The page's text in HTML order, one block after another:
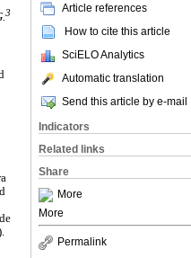
Article references
How to cite this article
SciELO Analytics
Automatic translation
Send this article by e-mail
Indicators
Related links
Share
More
More
Permalink
3